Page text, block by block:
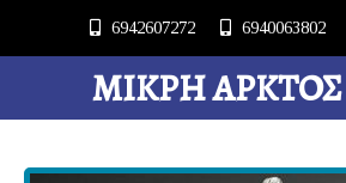
6942607272 6940063802
ΜΙΚΡΉ ΆΡΚΤΟΣ